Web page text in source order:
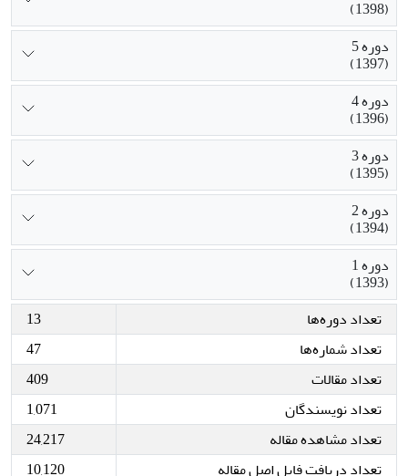
(1398)
دوره 5
(1397)
دوره 4
(1396)
دوره 3
(1395)
دوره 2
(1394)
دوره 1
(1393)
تعداد دوره‌ها
13
تعداد شماره‌ها
47
تعداد مقالات
409
تعداد نویسندگان
1,071
تعداد مشاهده مقاله
24,217
تعداد دریافت فایل اصل مقاله
10,120